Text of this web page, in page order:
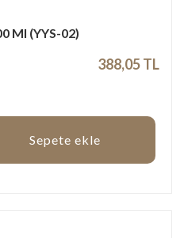
Ml (YYS-02)
388,05 TL
Sepete ekle